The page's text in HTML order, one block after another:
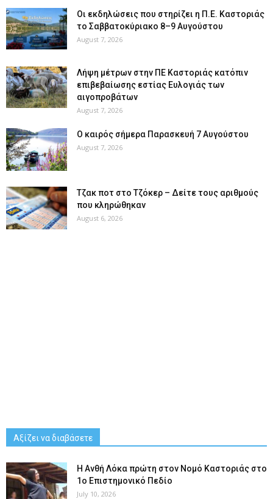
Οι εκδηλώσεις που στηρίζει η Π.Ε. Καστοριάς
το Σαββατοκύριακο 8–9 Αυγούστου
August 7, 2026
Λήψη μέτρων στην ΠΕ Καστοριάς κατόπιν
επιβεβαίωσης εστίας Ευλογιάς των
αιγοπροβάτων
August 7, 2026
Ο καιρός σήμερα Παρασκευή 7 Αυγούστου
August 7, 2026
Tζακ ποτ στο Τζόκερ – Δείτε τους αριθμούς
που κληρώθηκαν
August 6, 2026
Αξίζει να διαβάσετε
Η Ανθή Λόκα πρώτη στον Νομό Καστοριάς στο
1ο Επιστημονικό Πεδίο
July 10, 2026